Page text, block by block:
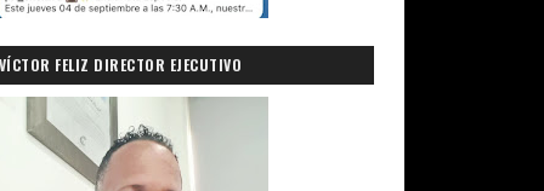
FELIZ DIRECTOR EJECUTIVO